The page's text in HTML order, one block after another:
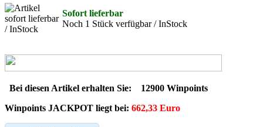
Sofort lieferbar
Noch 1 Stück verfügbar / InStock
Bei diesen Artikel erhalten Sie:
12900 Winpoints
Winpoints JACKPOT liegt bei: 662,33 Euro